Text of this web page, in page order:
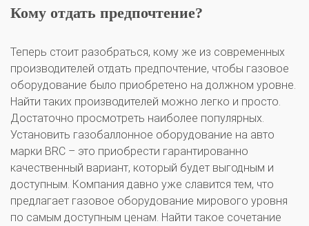
Кому отдать предпочтение?
Теперь стоит разобраться, кому же из современных
производителей отдать предпочтение, чтобы газовое
оборудование было приобретено на должном уровне.
Найти таких производителей можно легко и просто.
Достаточно просмотреть наиболее популярных.
Установить газобаллонное оборудование на авто
марки BRC – это приобрести гарантированно
качественный вариант, который будет выгодным и
доступным. Компания давно уже славится тем, что
предлагает газовое оборудование мирового уровня
по самым доступным ценам. Найти такое сочетание